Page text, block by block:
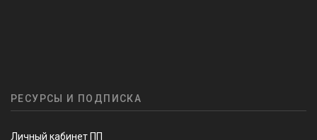
РЕСУРСЫ И ПОДПИСКА
Личный кабинет ПП